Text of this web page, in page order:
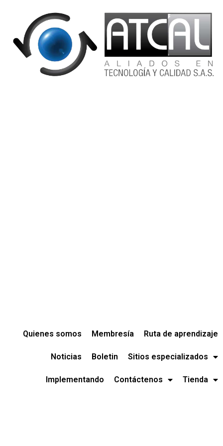
Quienes somos Membresía Ruta de aprendizaje
Noticias Boletin Sitios especializados
Implementando Contáctenos Tienda